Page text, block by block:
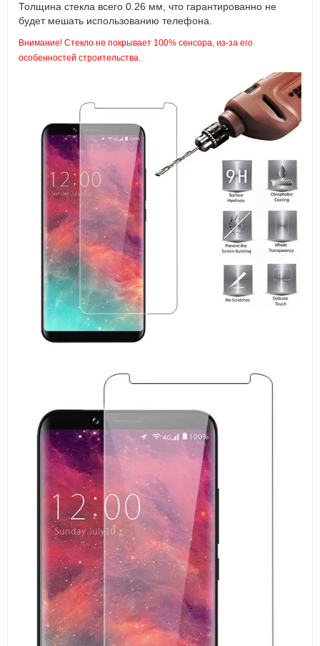
Толщина стекла всего 0.26 мм, что гарантированно не
будет мешать использованию телефона.
Внимание! Стекло не покрывает 100% сенсора, из-за его
особенностей строительства.